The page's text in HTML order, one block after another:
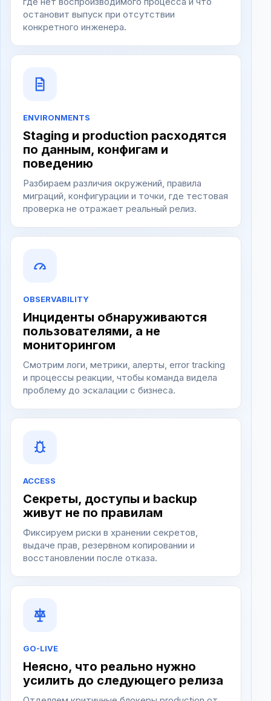
остановит выпуск при отсутствии
конкретного инженера.
ENVIRONMENTS
Staging и production расходятся
по данным, конфигам и
поведению
Разбираем различия окружений, правила
миграций, конфигурации и точки, где тестовая
проверка не отражает реальный релиз.
OBSERVABILITY
Инциденты обнаруживаются
пользователями, а не
мониторингом
Смотрим логи, метрики, алерты, error tracking
и процессы реакции, чтобы команда видела
проблему до эскалации с бизнеса.
ACCESS
Секреты, доступы и backup
живут не по правилам
Фиксируем риски в хранении секретов,
выдаче прав, резервном копировании и
восстановлении после отказа.
GO-LIVE
Неясно, что реально нужно
усилить до следующего релиза